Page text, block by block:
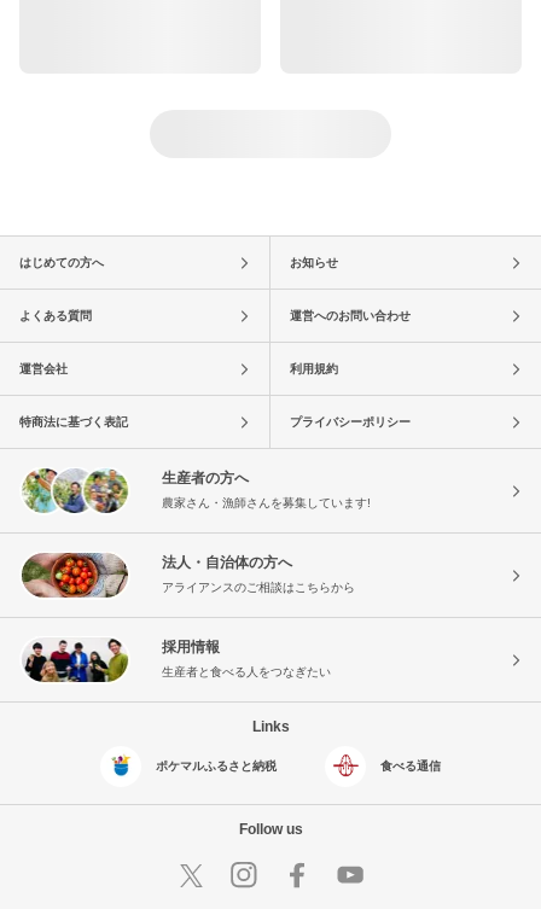
はじめての方へ お知らせ
よくある質問 運営へのお問い合わせ
運営会社 利用規約
特商法に基づく表記 プライバシーポリシー
生産者の方へ
農家さん・漁師さんを募集しています!
法人・自治体の方へ
アライアンスのご相談はこちらから
採用情報
生産者と食べる人をつなぎたい
Links
ポケマルふるさと納税 食べる通信
Follow us